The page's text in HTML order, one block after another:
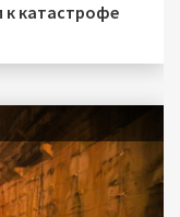
к катастрофе